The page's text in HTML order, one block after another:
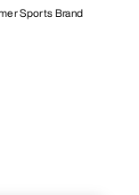
Sports Brand